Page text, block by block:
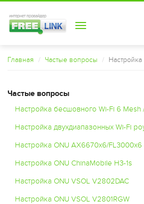
Toggle
Главная Частые вопросы
Частые вопросы
Настройка бесшовного Wi-Fi 6 Mesh
Настройка двухдиапазонных Wi-Fi
Настройка ONU AX6670x6/FL3000x6
Настройка ONU ChinaMobile H3-1s
Настройка ONU VSOL V2802DAC
Настройка ONU VSOL V2801RGW